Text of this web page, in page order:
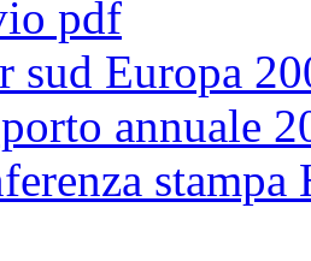
pdf
sud Europa
annuale